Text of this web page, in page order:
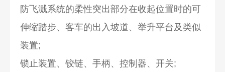
防飞溅系统的柔性突出部分在收起位置时的可
伸缩踏步、客车的出入坡道、举升平台及类似
装置;
锁止装置、铰链、手柄、控制器、开关;